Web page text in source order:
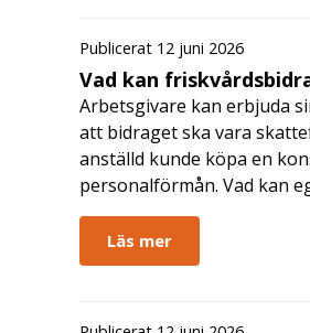
Publicerat 12 juni 2026
Vad kan
Arbetsgivare kan erbjuda
att bidraget ska vara
anställd kunde köpa en
personalförmån. Vad kan
Läs mer